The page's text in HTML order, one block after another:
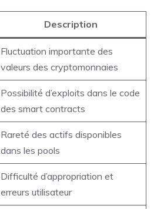
Description
Fluctuation importante des
valeurs des cryptomonnaies
Possibilité d’exploits dans le code
des smart contracts
Rareté des actifs disponibles
dans les pools
Difficulté d’appropriation et
erreurs utilisateur